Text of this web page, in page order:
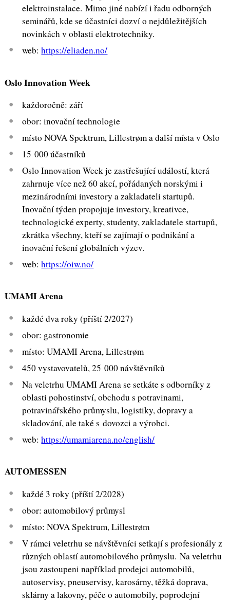
elektroinstalace. Mimo jiné nabízí i řadu odborných
seminářů, kde se účastníci dozví o nejdůležitějších
novinkách v oblasti elektrotechniky.
web:https://eliaden.no/
Oslo Innovation Week
každoročně: září
obor: inovační technologie
místo NOVA Spektrum, Lillestrøm a další místa v Oslo
15 000 účastníků
Oslo Innovation Week je zastřešující událostí, která
zahrnuje více než 60 akcí, pořádaných norskými i
mezinárodními investory a zakladateli startupů.
Inovační týden propojuje investory, kreativce,
technologické experty, studenty, zakladatele startupů,
zkrátka všechny, kteří se zajímají o podnikání a
inovační řešení globálních výzev.
web:https://oiw.no/
UMAMI Arena
každé dva roky (příští 2/2027)
obor: gastronomie
místo: UMAMI Arena, Lillestrøm
450 vystavovatelů, 25 000 návštěvníků
Na veletrhu UMAMI Arena se setkáte s odborníky z
oblasti pohostinství, obchodu s potravinami,
potravinářského průmyslu, logistiky, dopravy a
skladování, ale také s dovozci a výrobci.
web:https://umamiarena.no/english/
AUTOMESSEN
každé 3 roky (příští 2/2028)
obor: automobilový průmysl
místo: NOVA Spektrum, Lillestrøm
V rámci veletrhu se návštěvníci setkají s profesionály z
různých oblastí automobilového průmyslu. Na veletrhu
jsou zastoupeni například prodejci automobilů,
autoservisy, pneuservisy, karosárny, těžká doprava,
sklárny a lakovny, péče o automobily, poprodejní